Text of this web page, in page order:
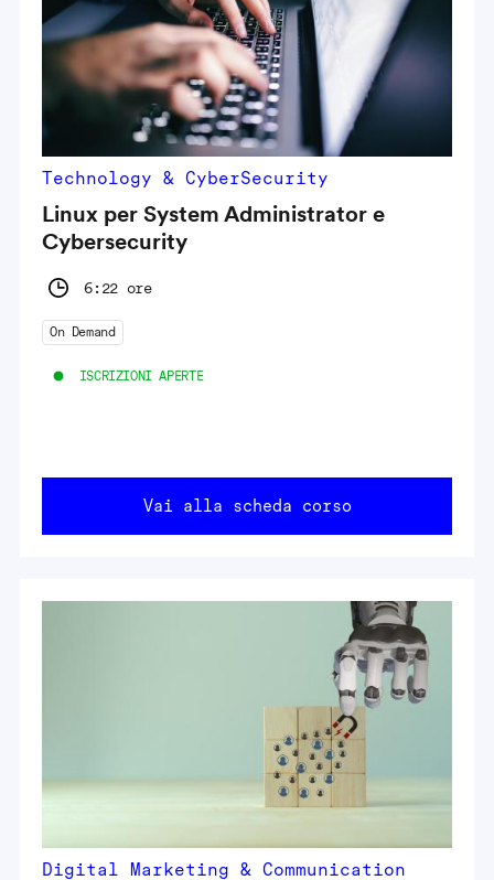
Technology & CyberSecurity
Linux per System Administrator e
Cybersecurity
6:22 ore
On Demand
ISCRIZIONI APERTE
Vai alla scheda corso
Digital Marketing & Communication